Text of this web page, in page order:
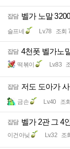
잡담 벨가 노말
슬프네 Lv.78 조회
잡담 4천폿 벨가노
떡볶이 Lv.83
잡담 저도 도아가
금손 Lv.40 조
잡담 벨가 2관 그 4
이건아닞 Lv.32 조